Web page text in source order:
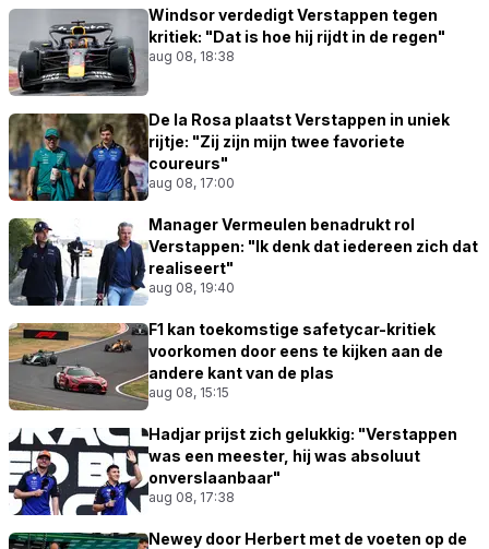
Windsor verdedigt Verstappen tegen
kritiek: "Dat is hoe hij rijdt in de regen"
aug 08, 18:38
De la Rosa plaatst Verstappen in uniek
rijtje: "Zij zijn mijn twee favoriete
coureurs"
aug 08, 17:00
Manager Vermeulen benadrukt rol
Verstappen: "Ik denk dat iedereen zich dat
realiseert"
aug 08, 19:40
F1 kan toekomstige safetycar-kritiek
voorkomen door eens te kijken aan de
andere kant van de plas
aug 08, 15:15
Hadjar prijst zich gelukkig: "Verstappen
was een meester, hij was absoluut
onverslaanbaar"
aug 08, 17:38
Newey door Herbert met de voeten op de